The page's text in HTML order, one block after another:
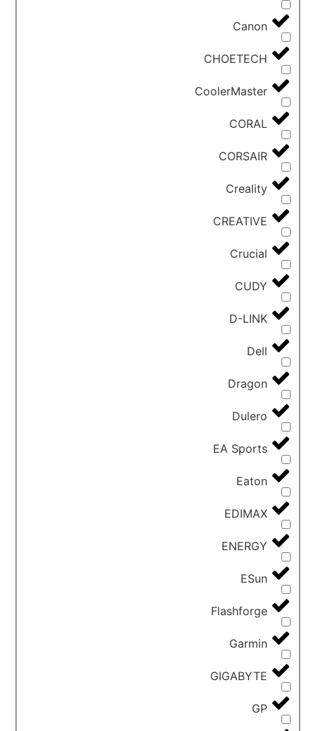
Canon
CHOETECH
CoolerMaster
CORAL
CORSAIR
Creality
CREATIVE
Crucial
CUDY
D-LINK
Dell
Dragon
Dulero
EA Sports
Eaton
EDIMAX
ENERGY
ESun
Flashforge
Garmin
GIGABYTE
GP